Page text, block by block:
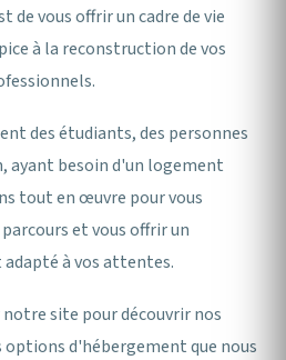
de vous offrir un cadre de vie
à la reconstruction de vos
des étudiants, des personnes
ayant besoin d'un logement
tout en œuvre pour vous
et vous offrir un
à vos attentes.
site pour découvrir nos
d'hébergement que nous